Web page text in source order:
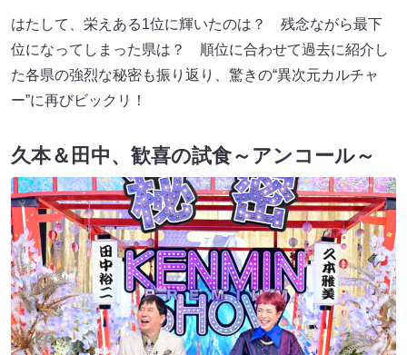
はたして、栄えある1位に輝いたのは？ 残念ながら最下
位になってしまった県は？ 順位に合わせて過去に紹介し
た各県の強烈な秘密も振り返り、驚きの“異次元カルチャ
ー”に再びビックリ！
久本＆田中、歓喜の試食～アンコール～